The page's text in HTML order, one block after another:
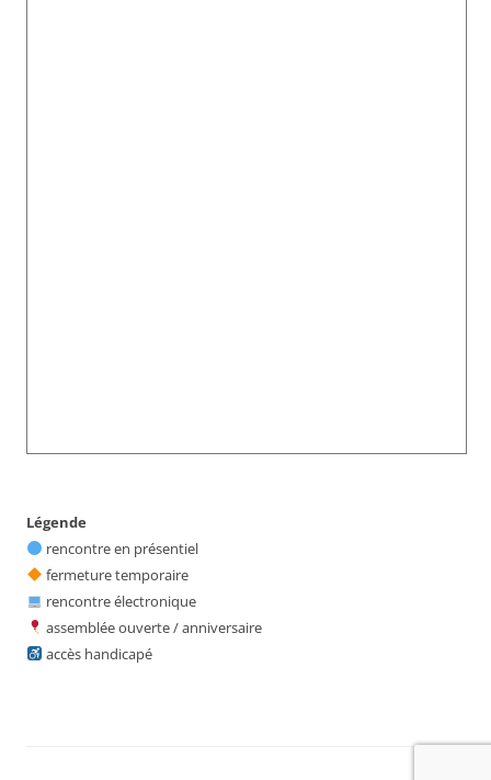
Légende
rencontre en présentiel
fermeture temporaire
rencontre électronique
assemblée ouverte / anniversaire
accès handicapé